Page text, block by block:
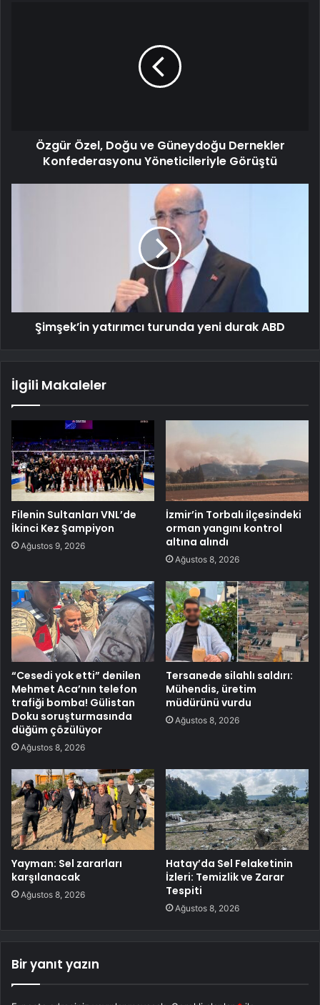
Özgür Özel, Doğu ve Güneydoğu Dernekler
Konfederasyonu Yöneticileriyle Görüştü
Şimşek’in yatırımcı turunda yeni durak ABD
İlgili Makaleler
Filenin Sultanları VNL’de
İkinci Kez Şampiyon
Ağustos 9, 2026
İzmir’in Torbalı ilçesindeki
orman yangını kontrol
altına alındı
Ağustos 8, 2026
“Cesedi yok etti” denilen
Mehmet Aca’nın telefon
trafiği bomba! Gülistan
Doku soruşturmasında
düğüm çözülüyor
Ağustos 8, 2026
Tersanede silahlı saldırı:
Mühendis, üretim
müdürünü vurdu
Ağustos 8, 2026
Yayman: Sel zararları
karşılanacak
Ağustos 8, 2026
Hatay’da Sel Felaketinin
İzleri: Temizlik ve Zarar
Tespiti
Ağustos 8, 2026
Bir yanıt yazın